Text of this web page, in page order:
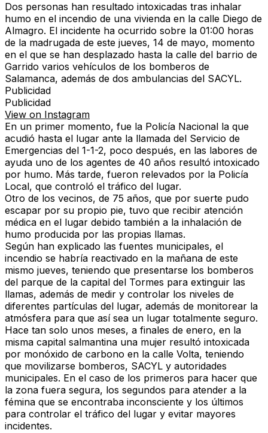
Dos personas han resultado intoxicadas tras inhalar
humo en el incendio de una vivienda en la calle Diego de
Almagro. El incidente ha ocurrido sobre la 01:00 horas
de la madrugada de este jueves, 14 de mayo, momento
en el que se han desplazado hasta la calle del barrio de
Garrido varios vehículos de los bomberos de
Salamanca, además de dos ambulancias del SACYL.
Publicidad
Publicidad
View on Instagram
En un primer momento, fue la Policía Nacional la que
acudió hasta el lugar ante la llamada del Servicio de
Emergencias del 1-1-2, poco después, en las labores de
ayuda uno de los agentes de 40 años resultó intoxicado
por humo. Más tarde, fueron relevados por la Policía
Local, que controló el tráfico del lugar.
Otro de los vecinos, de 75 años, que por suerte pudo
escapar por su propio pie, tuvo que recibir atención
médica en el lugar debido también a la inhalación de
humo producida por las propias llamas.
Según han explicado las fuentes municipales, el
incendio se habría reactivado en la mañana de este
mismo jueves, teniendo que presentarse los bomberos
del parque de la capital del Tormes para extinguir las
llamas, además de medir y controlar los niveles de
diferentes partículas del lugar, además de monitorear la
atmósfera para que así sea un lugar totalmente seguro.
Hace tan solo unos meses, a finales de enero, en la
misma capital salmantina una mujer resultó intoxicada
por monóxido de carbono en la calle Volta, teniendo
que movilizarse bomberos, SACYL y autoridades
municipales. En el caso de los primeros para hacer que
la zona fuera segura, los segundos para atender a la
fémina que se encontraba inconsciente y los últimos
para controlar el tráfico del lugar y evitar mayores
incidentes.